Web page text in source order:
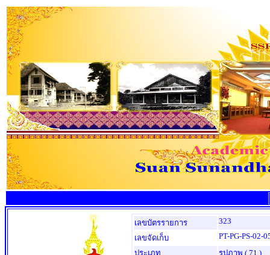
เลขบัตรรายการ
323
เลขจัดเก็บ
PT-PG-PS-02-
ประเภท
รูปภาพ ( 71 )